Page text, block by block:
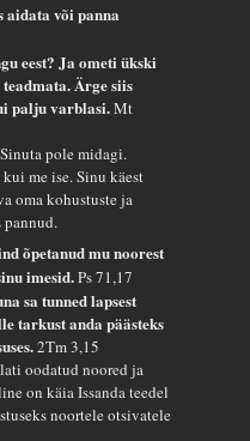
aidata või panna
eest? Ja ometi ükski
Ärge siis
palju varblasi.Mt
pole midagi.
me ise. Sinu käest
oma kohustuste ja
õpetanud mu noorest
imesid.Ps 71,17
sa tunned lapsest
tarkust anda päästeks
2Tm 3,15
oodatud noored ja
on käia Issanda teedel
noortele otsivatele